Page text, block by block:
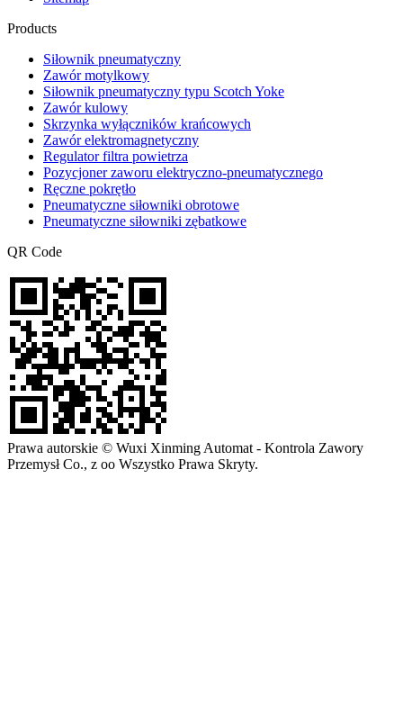
Products
Siłownik pneumatyczny
Zawór motylkowy
Siłownik pneumatyczny typu Scotch Yoke
Zawór kulowy
Skrzynka wyłączników krańcowych
Zawór elektromagnetyczny
Regulator filtra powietrza
Pozycjoner zaworu elektryczno-pneumatycznego
Ręczne pokrętło
Pneumatyczne siłowniki obrotowe
Pneumatyczne siłowniki zębatkowe
QR Code
Prawa autorskie © Wuxi Xinming Automat - Kontrola Zawory
Przemysł Co., z oo Wszystko Prawa Skryty.